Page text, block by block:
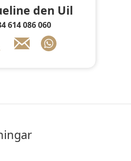
den Uil
614 086 060